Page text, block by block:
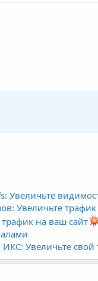
Увеличьте
на ваш сайт
Увеличьте свой